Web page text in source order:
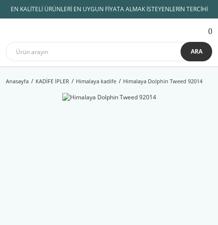
EN KALİTELİ ÜRÜNLERİ EN UYGUN FİYATA ALMAK İSTEYENLERİN TERCİHİ
ARA
Anasayfa KADİFE İPLER Himalaya kadife Himalaya Dolphin Tweed 92014